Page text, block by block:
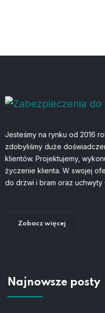
Jesteśmy na rynku od 2016
zdobyliśmy duże
klientów. Projektujemy,
życzenie klienta. W swojej
do drzwi i bram oraz uchwyty
Zobacz więcej
Najnowsze posty